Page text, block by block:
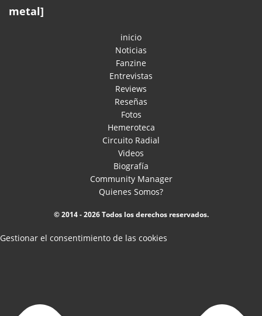
metal]
inicio
Noticias
Fanzine
Entrevistas
Reviews
Reseñas
Fotos
Hemeroteca
Circuito Radial
Videos
Biografía
Community Manager
Quienes Somos?
© 2014 - 2026 Todos los derechos reservados.
Gestionar el consentimiento de las cookies